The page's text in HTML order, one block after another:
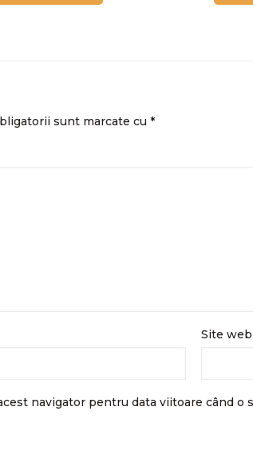
sunt marcate cu *
Site web
navigator pentru data viitoare când o